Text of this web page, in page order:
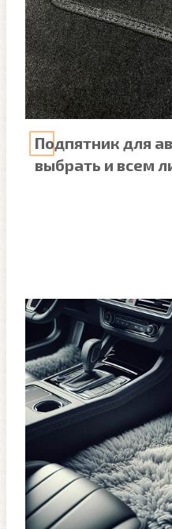
Подпятник для
выбрать и всем